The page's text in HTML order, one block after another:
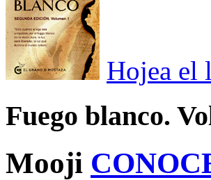
Hojea el
Fuego blanco.
Mooji